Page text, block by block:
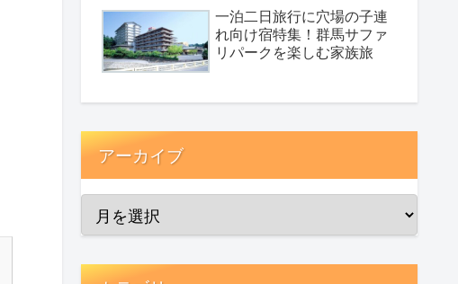
一泊二日旅行に穴場の子連
れ向け宿特集！群馬サファ
リパークを楽しむ家族旅
アーカイブ